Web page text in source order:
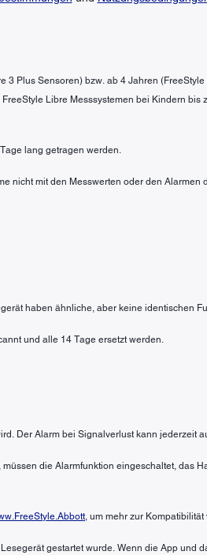
Plus Sensoren) bzw. ab 4 Jahren
Libre Messsystemen bei Kindern bis
lang getragen werden.
nicht mit den Messwerten oder den Alarmen
haben ähnliche, aber keine identischen
und alle 14 Tage ersetzt werden.
Der Alarm bei Signalverlust kann jederzeit
die Alarmfunktion eingeschaltet, das
, um mehr zur
gestartet wurde. Wenn die App und